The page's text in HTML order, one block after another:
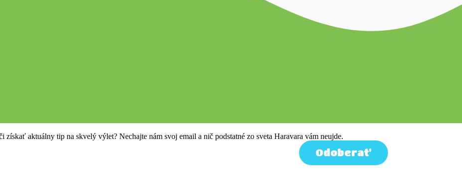
aktuálny tip na skvelý výlet? Nechajte nám svoj email a nič podstatné zo sveta Haravara vám neujde.
Odoberať